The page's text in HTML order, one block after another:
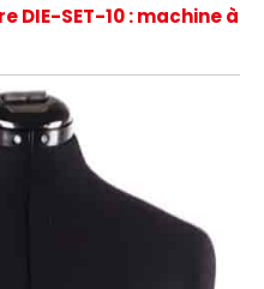
DIE-SET-10 : machine à